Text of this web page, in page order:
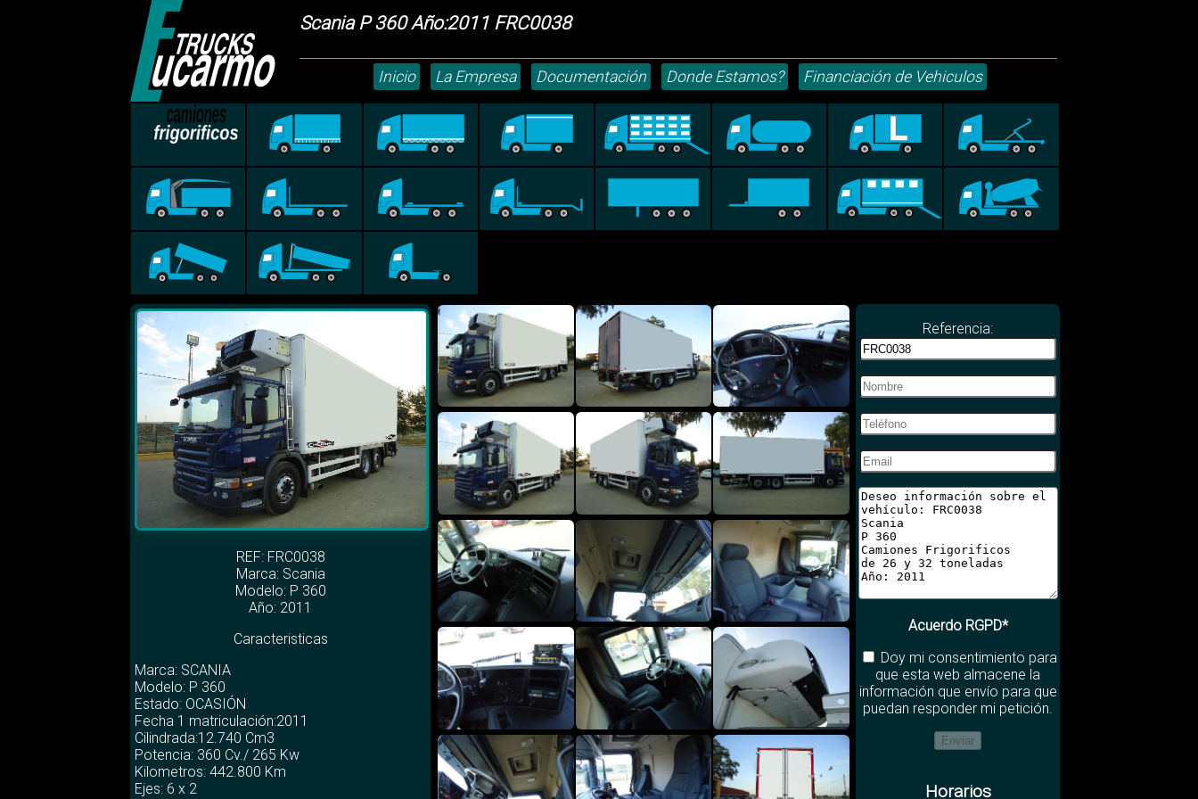
Scania P 360 Año:2011 FRC0038
Inicio La Empresa Documentación Donde Estamos? Financiación de Vehiculos
REF: FRC0038
Marca: Scania
Modelo: P 360
Año: 2011
Caracteristicas
Marca: SCANIA
Modelo: P 360
Estado: OCASIÓN
Fecha 1 matriculación:2011
Cilindrada:12.740 Cm3
Potencia: 360 Cv./ 265 Kw
Kilometros: 442.800 Km
Ejes: 6 x 2
Referencia:
Acuerdo RGPD*
Doy mi consentimiento para
que esta web almacene la
información que envío para que
puedan responder mi petición.
Horarios